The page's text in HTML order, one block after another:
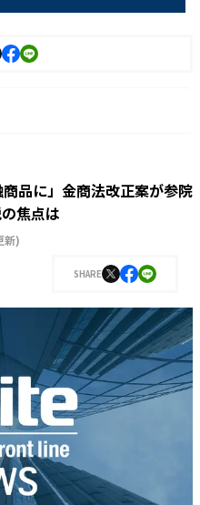
品に」金商法改正案が参院
焦点は
新)
SHARE